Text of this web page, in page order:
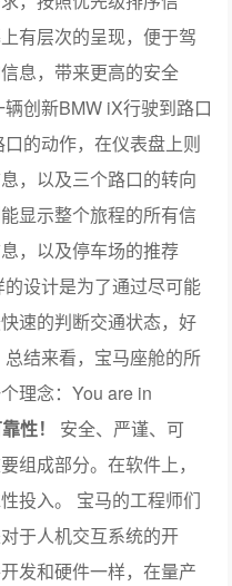
有层次的呈现，便于驾
息，带来更高的安全
创新BMW iX行驶到路口
的动作，在仪表盘上则
，以及三个路口的转向
显示整个旅程的所有信
，以及停车场的推荐
设计是为了通过尽可能
速的判断交通状态，好
结来看，宝马座舱的所
理念：You are in
性！
安全、严谨、可
组成部分。在软件上，
投入。 宝马的工程师们
于人机交互系统的开
发和硬件一样，在量产